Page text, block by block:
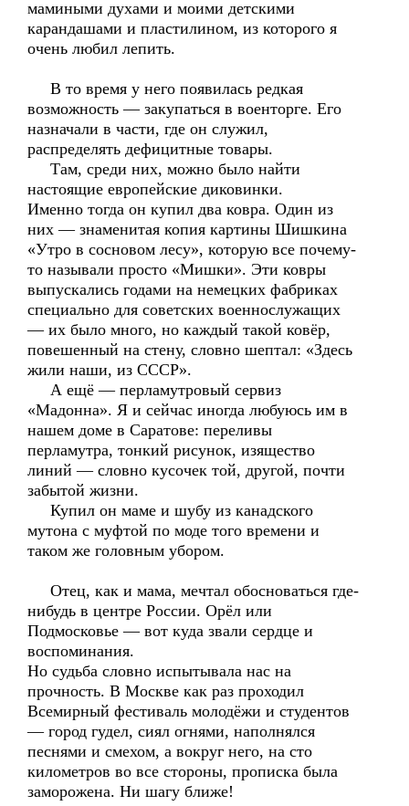
мамиными духами и моими детскими
карандашами и пластилином, из которого я
очень любил лепить.
В то время у него появилась редкая
возможность — закупаться в военторге. Его
назначали в части, где он служил,
распределять дефицитные товары.
Там, среди них, можно было найти
настоящие европейские диковинки.
Именно тогда он купил два ковра. Один из
них — знаменитая копия картины Шишкина
«Утро в сосновом лесу», которую все почему-
то называли просто «Мишки». Эти ковры
выпускались годами на немецких фабриках
специально для советских военнослужащих
— их было много, но каждый такой ковёр,
повешенный на стену, словно шептал: «Здесь
жили наши, из СССР».
А ещё — перламутровый сервиз
«Мадонна». Я и сейчас иногда любуюсь им в
нашем доме в Саратове: переливы
перламутра, тонкий рисунок, изящество
линий — словно кусочек той, другой, почти
забытой жизни.
Купил он маме и шубу из канадского
мутона с муфтой по моде того времени и
таком же головным убором.
Отец, как и мама, мечтал обосноваться где-
нибудь в центре России. Орёл или
Подмосковье — вот куда звали сердце и
воспоминания.
Но судьба словно испытывала нас на
прочность. В Москве как раз проходил
Всемирный фестиваль молодёжи и студентов
— город гудел, сиял огнями, наполнялся
песнями и смехом, а вокруг него, на сто
километров во все стороны, прописка была
заморожена. Ни шагу ближе!